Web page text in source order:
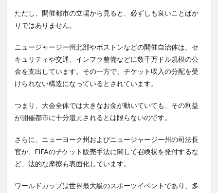
ただし、開催都市の立場から見ると、必ずしも良いことばか
りではありません。
ニュージャージー州北部やボストンなどの開催自治体は、セ
キュリティや交通、インフラ整備などに数千万ドル規模の公
金を支出しています。その一方で、チケット収入の分配を受
けられない構造になっているとされています。
つまり、大会全体では大きなお金が動いていても、その利益
が開催都市に十分還元されるとは限らないのです。
さらに、ニューヨーク州およびニュージャージー州の司法長
官が、FIFAのチケット販売手法に関して召喚状を発付するな
ど、法的な摩擦も表面化しています。
ワールドカップは世界最大級のスポーツイベントであり、多